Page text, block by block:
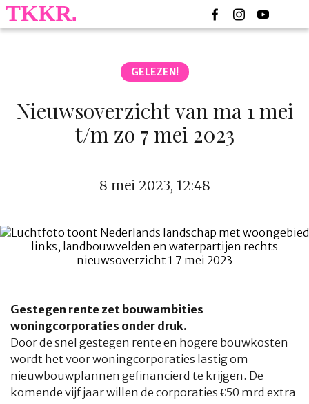
GELEZEN!
Nieuwsoverzicht van ma 1 mei
t/m zo 7 mei 2023
8 mei 2023, 12:48
Gestegen rente zet bouwambities
woningcorporaties onder druk.
Door de snel gestegen rente en hogere bouwkosten
wordt het voor woningcorporaties lastig om
nieuwbouwplannen gefinancierd te krijgen. De
komende vijf jaar willen de corporaties €50 mrd extra